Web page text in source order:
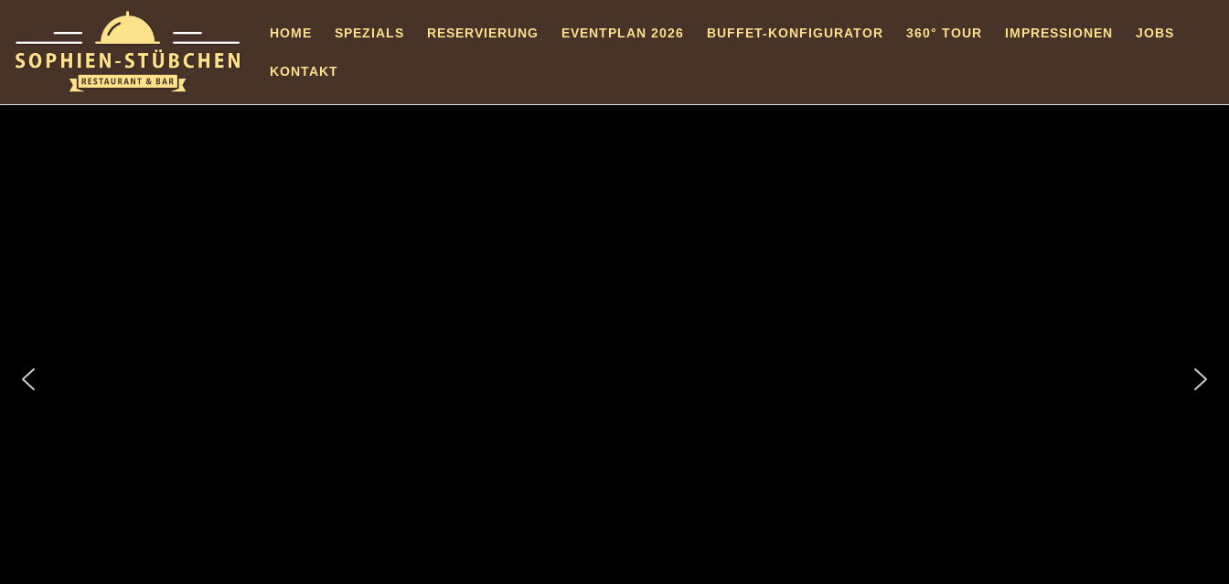
Zum Inhalt springen HOME SPEZIALS RESERVIERUNG EVENTPLAN 2026 BUFFET-KONFIGURATOR 360° TOUR IMPRESSIONEN JOBS
KONTAKT